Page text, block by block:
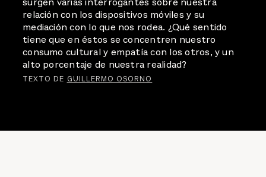
relación con los dispositivos móviles y su
mediación con lo que nos rodea. ¿Qué sentido
tiene que en éstos se concentren nuestro
consumo cultural y empatía con los otros, y un
alto porcentaje de nuestra realidad?
TEXTO DE GUILLERMO OSORNO